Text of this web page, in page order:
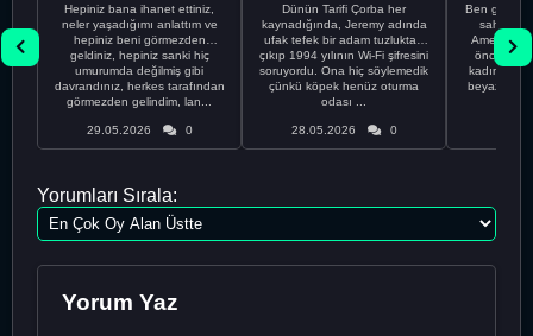
Hepiniz bana ihanet ettiniz,
neler yaşadığımı anlattım ve
hepiniz beni görmezden
geldiniz, hepiniz sanki hiç
umurumda değilmiş gibi
davrandınız, herkes tarafından
görmezden gelindim, lan...
29.05.2026 0
Dünün Tarifi Çorba her
kaynadığında, Jeremy adında
ufak tefek bir adam tuzluktan
çıkıp 1994 yılının Wi-Fi şifresini
soruyordu. Ona hiç söylemedik
çünkü köpek henüz oturma
odası ...
28.05.2026 0
Ben gururlu
sahip
önce
kadınla
beyaz
Yorumları Sırala:
Yorum Yaz